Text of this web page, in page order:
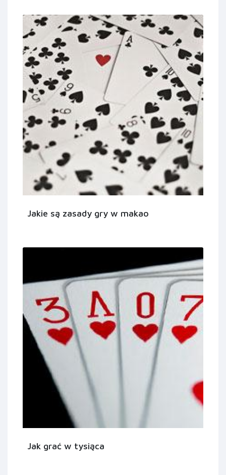
Jakie są zasady gry w makao
Jak grać w tysiąca